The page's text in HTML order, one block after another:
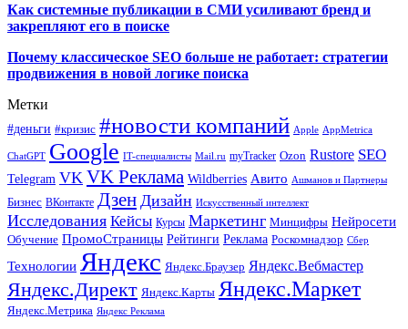
Как системные публикации в СМИ усиливают бренд и
закрепляют его в поиске
Почему классическое SEO больше не работает: стратегии
продвижения в новой логике поиска
Метки
#деньги #кризис #новости компаний Apple AppMetrica
ChatGPT Google IT-специалисты Mail.ru myTracker Ozon Rustore SEO
Telegram VK VK Реклама Wildberries Авито Ашманов и Партнеры
Бизнес ВКонтакте Дзен Дизайн Искусственный интеллект
Исследования Кейсы Курсы Маркетинг Минцифры Нейросети
Обучение ПромоСтраницы Рейтинги Реклама Роскомнадзор Сбер
Технологии Яндекс Яндекс.Браузер Яндекс.Вебмастер
Яндекс.Директ Яндекс.Карты Яндекс.Маркет
Яндекс.Метрика Яндекс Реклама